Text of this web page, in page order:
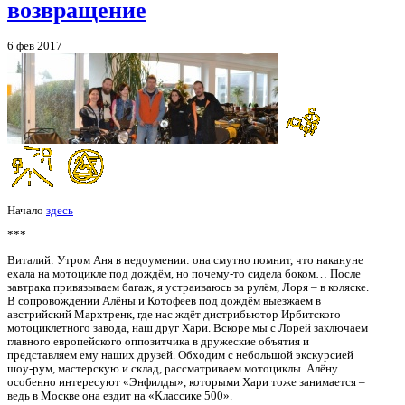
возвращение
6 фев 2017
Начало здесь
***
Виталий: Утром Аня в недоумении: она смутно помнит, что накануне
ехала на мотоцикле под дождём, но почему-то сидела боком… После
завтрака привязываем багаж, я устраиваюсь за рулём, Лоря – в коляске.
В сопровождении Алёны и Котофеев под дождём выезжаем в
австрийский Мархтренк, где нас ждёт дистрибьютор Ирбитского
мотоциклетного завода, наш друг Хари. Вскоре мы с Лорей заключаем
главного европейского оппозитчика в дружеские объятия и
представляем ему наших друзей. Обходим с небольшой экскурсией
шоу-рум, мастерскую и склад, рассматриваем мотоциклы. Алёну
особенно интересуют «Энфилды», которыми Хари тоже занимается –
ведь в Москве она ездит на «Классике 500».